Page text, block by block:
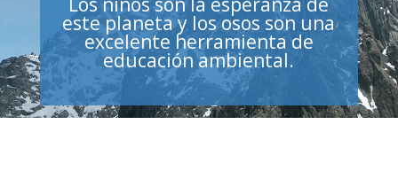
este planeta y los osos son una
excelente herramienta de
educación ambiental.